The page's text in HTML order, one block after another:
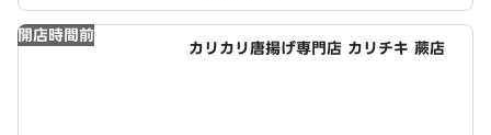
開店時間前
カリカリ唐揚げ専門店 カリチキ 蕨店